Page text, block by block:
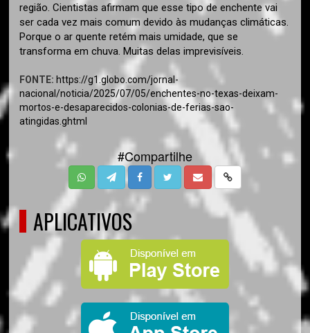
região. Cientistas afirmam que esse tipo de enchente vai
ser cada vez mais comum devido às mudanças climáticas.
Porque o ar quente retém mais umidade, que se
transforma em chuva. Muitas delas imprevisíveis.
FONTE: https://g1.globo.com/jornal-
nacional/noticia/2025/07/05/enchentes-no-texas-deixam-
mortos-e-desaparecidos-colonias-de-ferias-sao-
atingidas.ghtml
#Compartilhe
APLICATIVOS